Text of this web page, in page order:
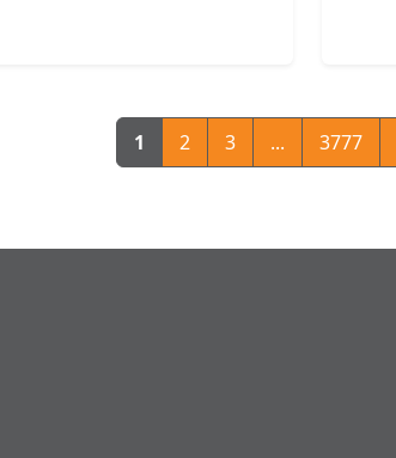
1 2 3 ... 3777